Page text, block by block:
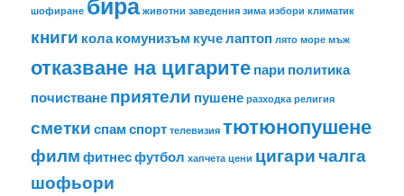
шофиране животни заведения зима избори климатик
книги колакомунизъм кучелаптоп лято море мъж
отказване на цигаритепариполитика
почистванеприятели пушене разходка религия
сметкиспамспорт телевизия тютюнопушене
филмфитнесфутбол хапчета цени цигаричалга
шофьори